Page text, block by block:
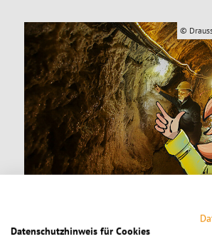
©
Datenschutzhinweis für Cookies